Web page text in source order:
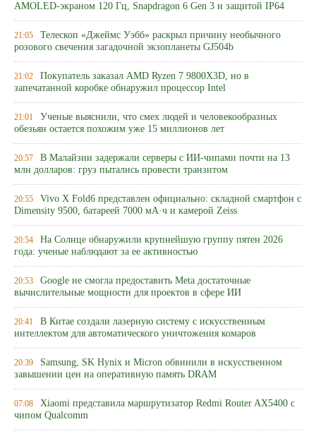
AMOLED-экраном 120 Гц, Snapdragon 6 Gen 3 и защитой IP64
21:05 Телескоп «Джеймс Уэбб» раскрыл причину необычного
розового свечения загадочной экзопланеты GJ504b
21:02 Покупатель заказал AMD Ryzen 7 9800X3D, но в
запечатанной коробке обнаружил процессор Intel
21:01 Ученые выяснили, что смех людей и человекообразных
обезьян остается похожим уже 15 миллионов лет
20:57 В Малайзии задержали серверы с ИИ-чипами почти на 13
млн долларов: груз пытались провести транзитом
20:55 Vivo X Fold6 представлен официально: складной смартфон с
Dimensity 9500, батареей 7000 мА·ч и камерой Zeiss
20:54 На Солнце обнаружили крупнейшую группу пятен 2026
года: ученые наблюдают за ее активностью
20:53 Google не смогла предоставить Meta достаточные
вычислительные мощности для проектов в сфере ИИ
20:41 В Китае создали лазерную систему с искусственным
интеллектом для автоматического уничтожения комаров
20:39 Samsung, SK Hynix и Micron обвинили в искусственном
завышении цен на оперативную память DRAM
07:08 Xiaomi представила маршрутизатор Redmi Router AX5400 с
чипом Qualcomm